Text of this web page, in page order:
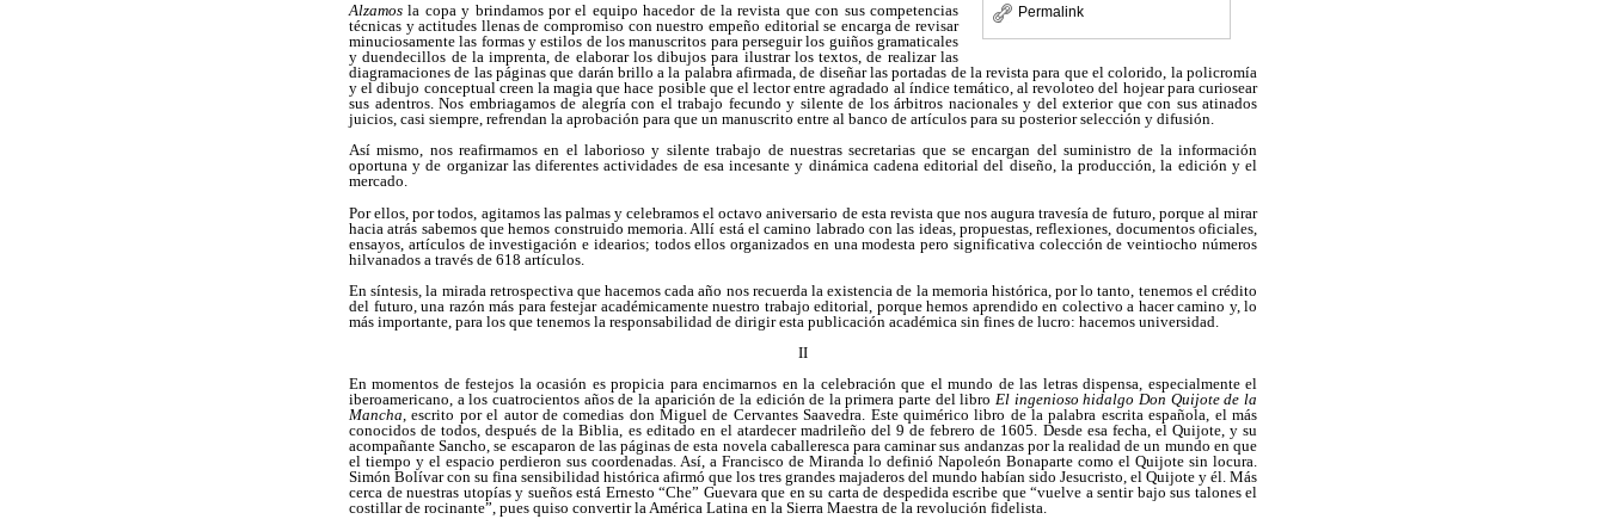
Permalink
Alzamos la copa y brindamos por el equipo hacedor de la revista que con sus competencias
técnicas y actitudes llenas de compromiso con nuestro empeño editorial se encarga de revisar
minuciosamente las formas y estilos de los manuscritos para perseguir los guiños gramaticales
y duendecillos de la imprenta, de elaborar los dibujos para ilustrar los textos, de realizar las
diagramaciones de las páginas que darán brillo a la palabra afirmada, de diseñar las portadas de la revista para que el colorido, la policromía
y el dibujo conceptual creen la magia que hace posible que el lector entre agradado al índice temático, al revoloteo del hojear para curiosear
sus adentros. Nos embriagamos de alegría con el trabajo fecundo y silente de los árbitros nacionales y del exterior que con sus atinados
juicios, casi siempre, refrendan la aprobación para que un manuscrito entre al banco de artículos para su posterior selección y difusión.
Así mismo, nos reafirmamos en el laborioso y silente trabajo de nuestras secretarias que se encargan del suministro de la información
oportuna y de organizar las diferentes actividades de esa incesante y dinámica cadena editorial del diseño, la producción, la edición y el
mercado.
Por ellos, por todos, agitamos las palmas y celebramos el octavo aniversario de esta revista que nos augura travesía de futuro, porque al mirar
hacia atrás sabemos que hemos construido memoria. Allí está el camino labrado con las ideas, propuestas, reflexiones, documentos oficiales,
ensayos, artículos de investigación e idearios; todos ellos organizados en una modesta pero significativa colección de veintiocho números
hilvanados a través de 618 artículos.
En síntesis, la mirada retrospectiva que hacemos cada año nos recuerda la existencia de la memoria histórica, por lo tanto, tenemos el crédito
del futuro, una razón más para festejar académicamente nuestro trabajo editorial, porque hemos aprendido en colectivo a hacer camino y, lo
más importante, para los que tenemos la responsabilidad de dirigir esta publicación académica sin fines de lucro: hacemos universidad.
II
En momentos de festejos la ocasión es propicia para encimarnos en la celebración que el mundo de las letras dispensa, especialmente el
iberoamericano, a los cuatrocientos años de la aparición de la edición de la primera parte del libroEl ingenioso hidalgo Don Quijote de la
Mancha, escrito por el autor de comedias don Miguel de Cervantes Saavedra. Este quimérico libro de la palabra escrita española, el más
conocidos de todos, después de la Biblia, es editado en el atardecer madrileño del 9 de febrero de 1605. Desde esa fecha, el Quijote, y su
acompañante Sancho, se escaparon de las páginas de esta novela caballeresca para caminar sus andanzas por la realidad de un mundo en que
el tiempo y el espacio perdieron sus coordenadas. Así, a Francisco de Miranda lo definió Napoleón Bonaparte como el Quijote sin locura.
Simón Bolívar con su fina sensibilidad histórica afirmó que los tres grandes majaderos del mundo habían sido Jesucristo, el Quijote y él. Más
cerca de nuestras utopías y sueños está Ernesto “Che” Guevara que en su carta de despedida escribe que “vuelve a sentir bajo sus talones el
costillar de rocinante”, pues quiso convertir la América Latina en la Sierra Maestra de la revolución fidelista.